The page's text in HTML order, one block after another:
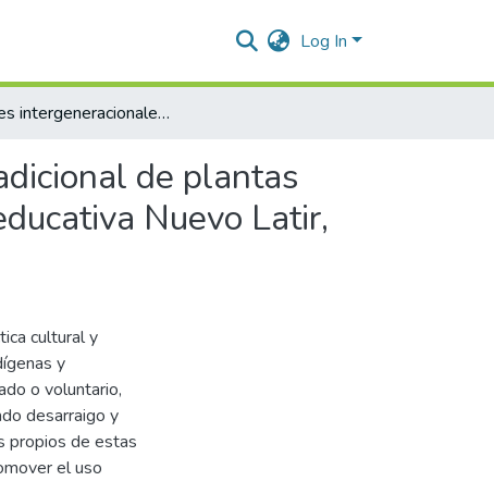
Log In
Saberes intergeneracionales en el aprovechamiento tradicional de plantas medicinales con estudiantes de básica Institución Etnoeducativa Nuevo Latir, Sede Isaías Duarte Cancino.
de plantas
Nuevo Latir,
cultural y
y
o voluntario,
desarraigo y
propios de estas
el uso